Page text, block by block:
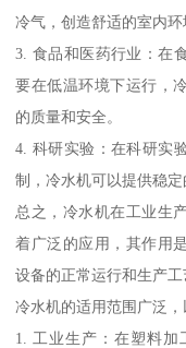
冷气，创造舒适的室内环
3. 食品和医药行业：在
要在低温环境下运行，
的质量和安全。
4. 科研实验：在科研实
制，冷水机可以提供稳定
总之，冷水机在工业生
着广泛的应用，其作用
设备的正常运行和生产工
冷水机的适用范围广泛
1. 工业生产：在塑料